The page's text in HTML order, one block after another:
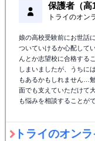
保護者（高1
トライのオン
娘の高校受験前にお世話
ついていけるか心配して
んとか志望校に合格する
しまいましたが、うちに
もあるかもしれません…
面でも支えていただけて
も悩みを相談することが
トライのオン